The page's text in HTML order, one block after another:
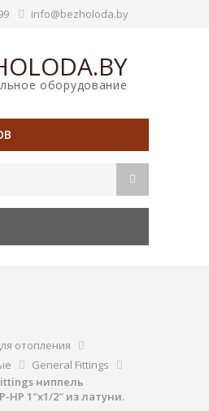
info@bezholoda.by
оборудование
отопления
General Fittings
ниппель
1″x1/2″ из латуни.